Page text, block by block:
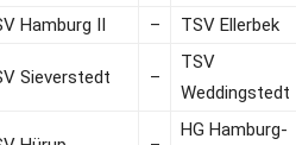
Hamburg II – TSV Ellerbek
Sieverstedt –
TSV
Weddingstedt
HG Hamburg-